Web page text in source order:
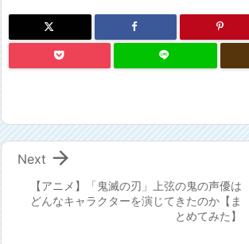
【アニメ】「鬼滅の刃」上弦の鬼の声優は
どんなキャラクターを演じてきたのか【ま
とめてみた】

Next